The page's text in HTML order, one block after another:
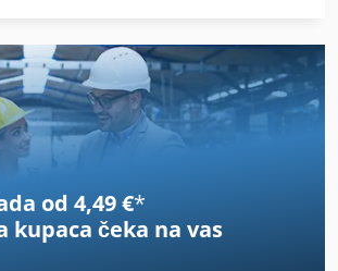
od 4,49 €*
kupaca čeka na vas